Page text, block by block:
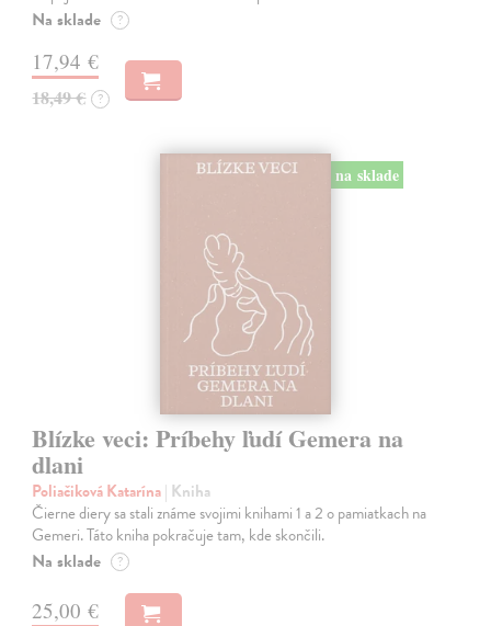
Na sklade ?
17,94 €
18,49 € ?
na sklade
Blízke veci: Príbehy ľudí Gemera na
dlani
Poliačiková Katarína| Kniha
Čierne diery sa stali známe svojimi knihami 1 a 2 o pamiatkach na
Gemeri. Táto kniha pokračuje tam, kde skončili.
Na sklade ?
25,00 €